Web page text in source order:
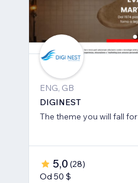
ENG, GB
DIGINEST
The theme you will fall for
5,0 (28)
Od 50 $